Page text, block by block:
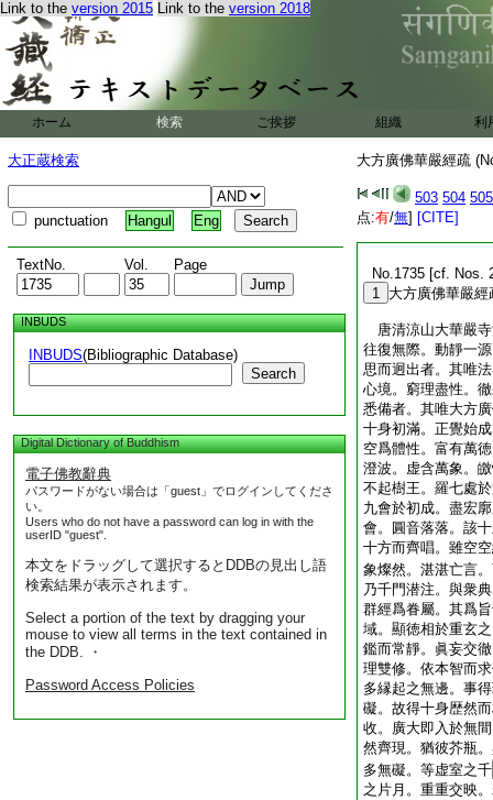
Link to the version 2015 Link to the version 2018
ホーム 検索 ご挨拶 組織 利
大正蔵検索
punctuation Hangul Eng
TextNo. Vol. Page
INBUDS
INBUDS(Bibliographic Database)
Search
Digital Dictionary of Buddhism
電子佛教辭典
パスワードがない場合は「guest」でログインしてくださ
い。
Users who do not have a password can log in with the
userID "guest".
本文をドラッグして選択するとDDBの見出し語
検索結果が表示されます。
Select a portion of the text by dragging your
mouse to view all terms in the text contained in
the DDB. ・
Password Access Policies
大方廣佛華嚴經疏
503 504 505
点:有/無] [CITE]
No.1735 [cf. Nos.
1 大方廣佛華嚴
唐清涼山大華嚴
往復無際。動靜一
思而迥出者。其唯
心境。窮理盡性。
悉備者。其唯大方
十身初滿。正覺始
空爲體性。富有萬
澄波。虚含萬象。
不起樹王。羅七處
九會於初成。盡宏
會。圓音落落。該
十方而齊唱。雖空
象燦然。湛湛亡言
乃千門潜注。與衆
群經爲眷屬。其爲
域。顯徳相於重玄
鑑而常靜。眞妄交
理雙修。依本智而
多縁起之無邊。事
礙。故得十身歴然
收。廣大即入於無
然齊現。猶彼芥瓶
多無礙。等虚室之千
之片月。重重交映